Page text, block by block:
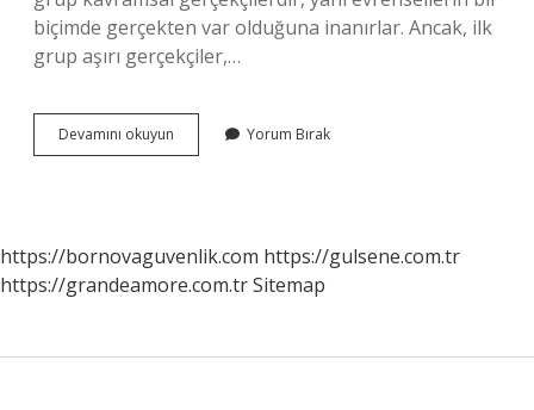
biçimde gerçekten var olduğuna inanırlar. Ancak, ilk
grup aşırı gerçekçiler,…
Devamını okuyun Tümeller
Problemi
Yorum Bırak
https://bornovaguvenlik.com https://gulsene.com.tr
https://grandeamore.com.trSitemap